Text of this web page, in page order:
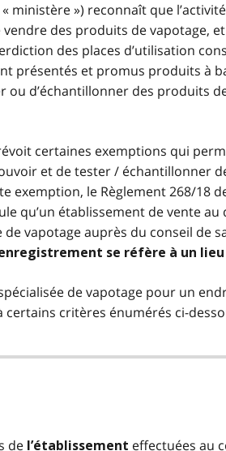
ministère ») reconnaît que
des produits de vapotage,
des places d’utilisation
présentés et promus produits à
ou d’échantillonner des produits
certaines exemptions qui
et de tester / échantillonner
le Règlement 268/18
qu’un établissement de vente
vapotage auprès du conseil de
se réfère à un
de vapotage pour un
critères énumérés ci-
de l’établissement effectuées au